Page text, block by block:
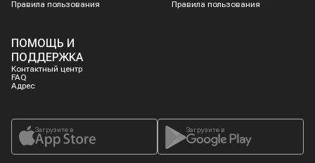
Правила пользования
Правила пользования
ПОМОЩЬ И
ПОДДЕРЖКА
Контактный центр
FAQ
Адрес
Загрузите в Загрузите в